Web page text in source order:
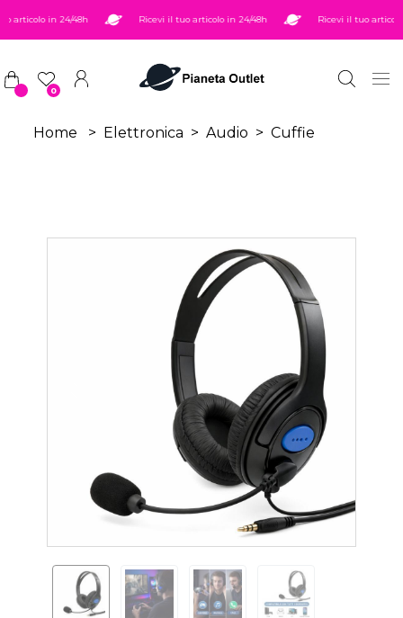
Salta al contenuto principale
articolo in 24/48h Ricevi il tuo articolo in 24/48h Ricevi il tuo articolo
0
Home > Elettronica > Audio > Cuffie